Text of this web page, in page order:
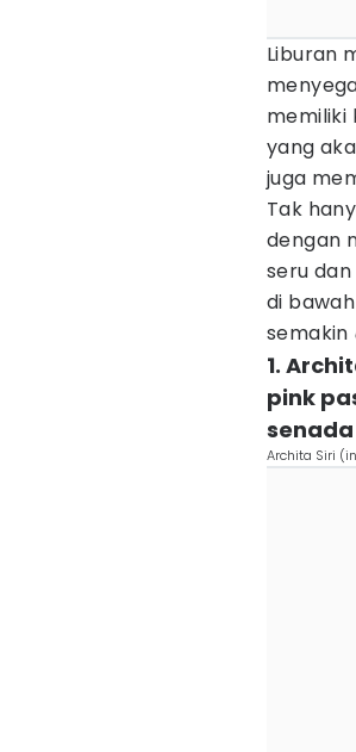
Liburan
memiliki
yang
juga
Tak
dengan
seru
di
semakin
1.
pink
senada
Archita Siri